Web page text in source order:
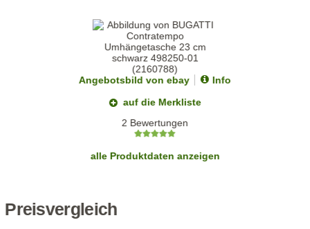
Angebotsbild von ebay
Info
auf die Merkliste
2 Bewertungen
alle Produktdaten anzeigen
Preisvergleich